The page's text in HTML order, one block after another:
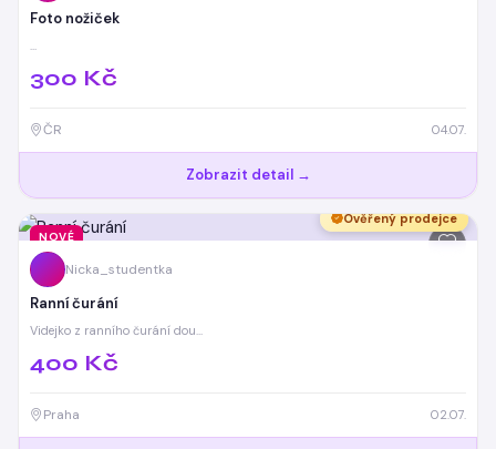
Foto nožiček
…
300 Kč
ČR 04.07.
Zobrazit detail →
NOVÉ
Ověřený prodejce
Nicka_studentka
Ranní čurání
Videjko z ranního čurání dou…
400 Kč
Praha 02.07.